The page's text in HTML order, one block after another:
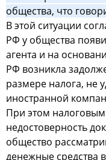
общества, что
В этой ситуации
РФ у общества
агента и на
РФ возникла
размере налога, не
иностранной
При этом
недостоверность
общество
денежные средства